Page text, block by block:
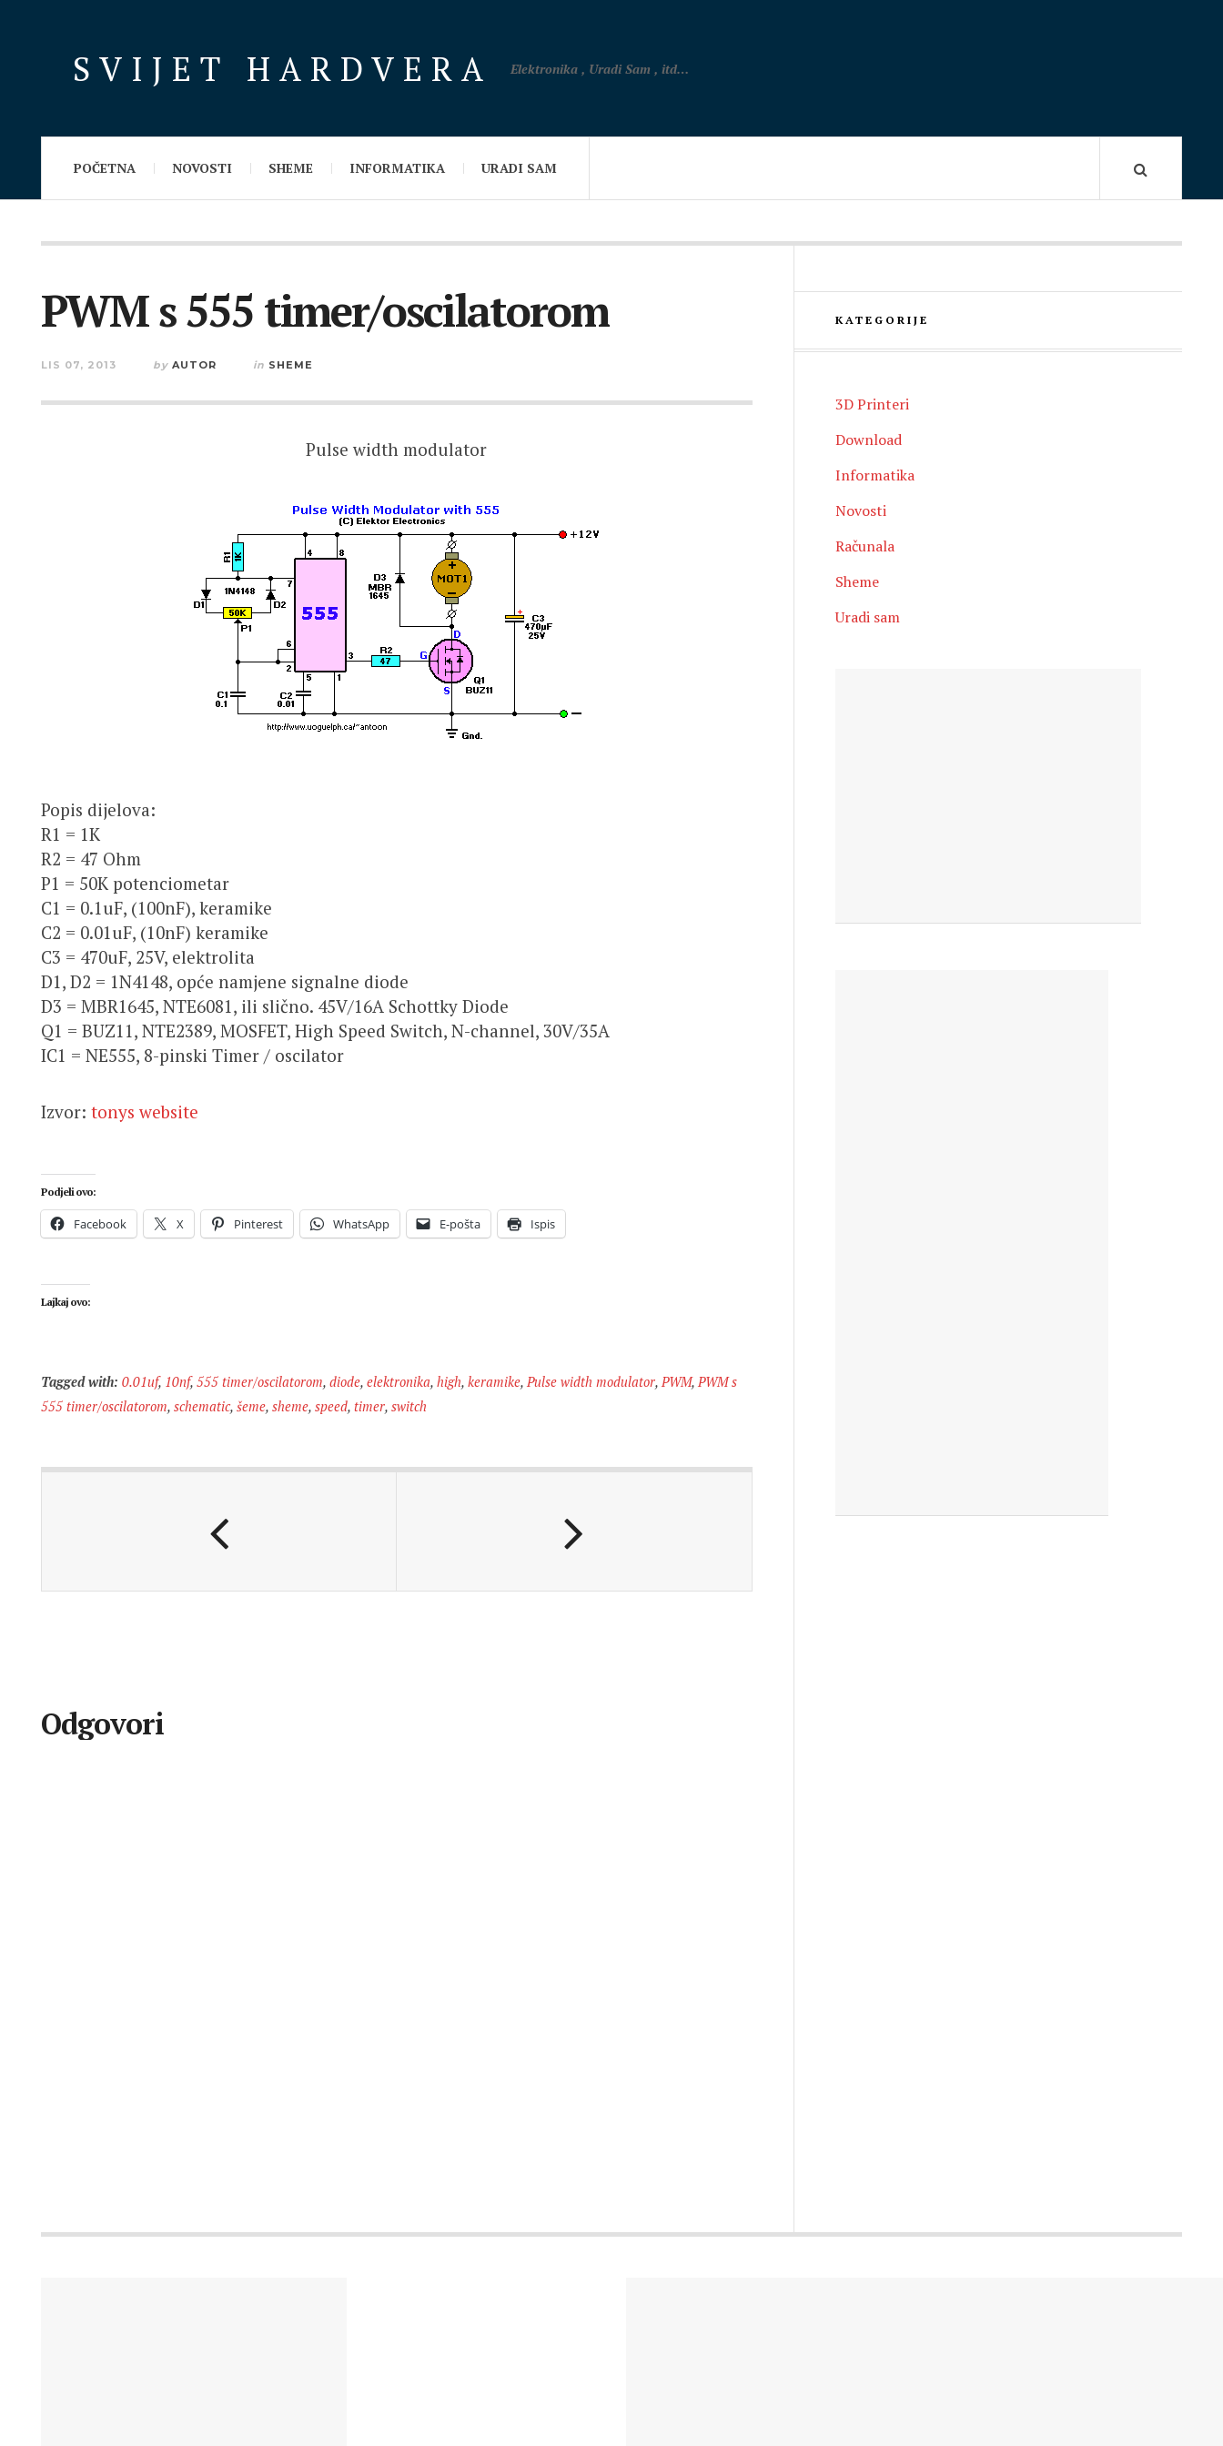
SVIJET HARDVERA Elektronika , Uradi Sam , itd…
POČETNA NOVOSTI SHEME INFORMATIKA URADI SAM
PWM s 555 timer/oscilatorom
LIS 07, 2013 by AUTOR in SHEME
Pulse width modulator
Popis dijelova:
R1 = 1K
R2 = 47 Ohm
P1 = 50K potenciometar
C1 = 0.1uF, (100nF), keramike
C2 = 0.01uF, (10nF) keramike
C3 = 470uF, 25V, elektrolita
D1, D2 = 1N4148, opće namjene signalne diode
D3 = MBR1645, NTE6081, ili slično. 45V/16A Schottky Diode
Q1 = BUZ11, NTE2389, MOSFET, High Speed ​​Switch, N-channel, 30V/35A
IC1 = NE555, 8-pinski Timer / oscilator
Izvor: tonys website
Podjeli ovo:
Facebook X Pinterest WhatsApp E-pošta Ispis
Lajkaj ovo:
Tagged with: 0.01uf, 10nf, 555 timer/oscilatorom, diode, elektronika, high, keramike,Pulse width modulator,PWM,PWM s
555 timer/oscilatorom, schematic, šeme, sheme, speed, timer, ​​switch
Odgovori
KATEGORIJE
3D Printeri
Download
Informatika
Novosti
Računala
Sheme
Uradi sam